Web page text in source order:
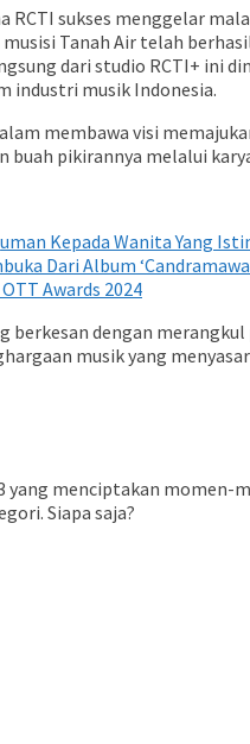
sukses menggelar
Tanah Air telah
dari studio RCTI+
industri musik Indonesia.
membawa visi
pikirannya melalui
Kepada Wanita Yang
Dari Album
Awards 2024
dengan
musik yang
yang menciptakan
Siapa saja?